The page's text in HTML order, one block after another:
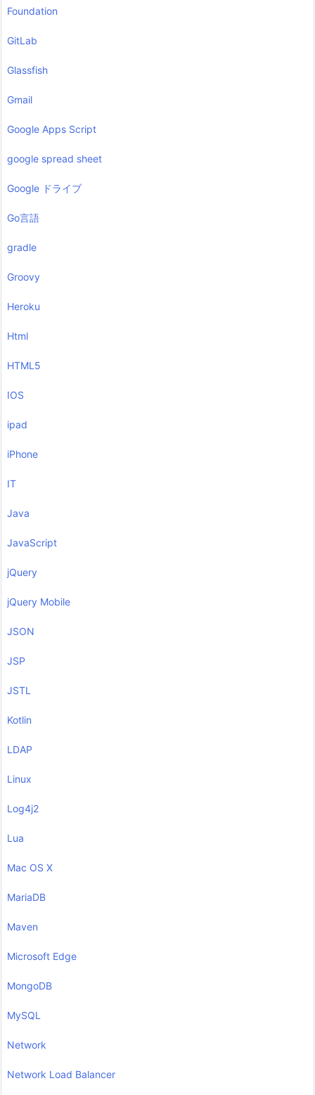
Foundation
GitLab
Glassfish
Gmail
Google Apps Script
google spread sheet
Google ドライブ
Go言語
gradle
Groovy
Heroku
Html
HTML5
IOS
ipad
iPhone
IT
Java
JavaScript
jQuery
jQuery Mobile
JSON
JSP
JSTL
Kotlin
LDAP
Linux
Log4j2
Lua
Mac OS X
MariaDB
Maven
Microsoft Edge
MongoDB
MySQL
Network
Network Load Balancer